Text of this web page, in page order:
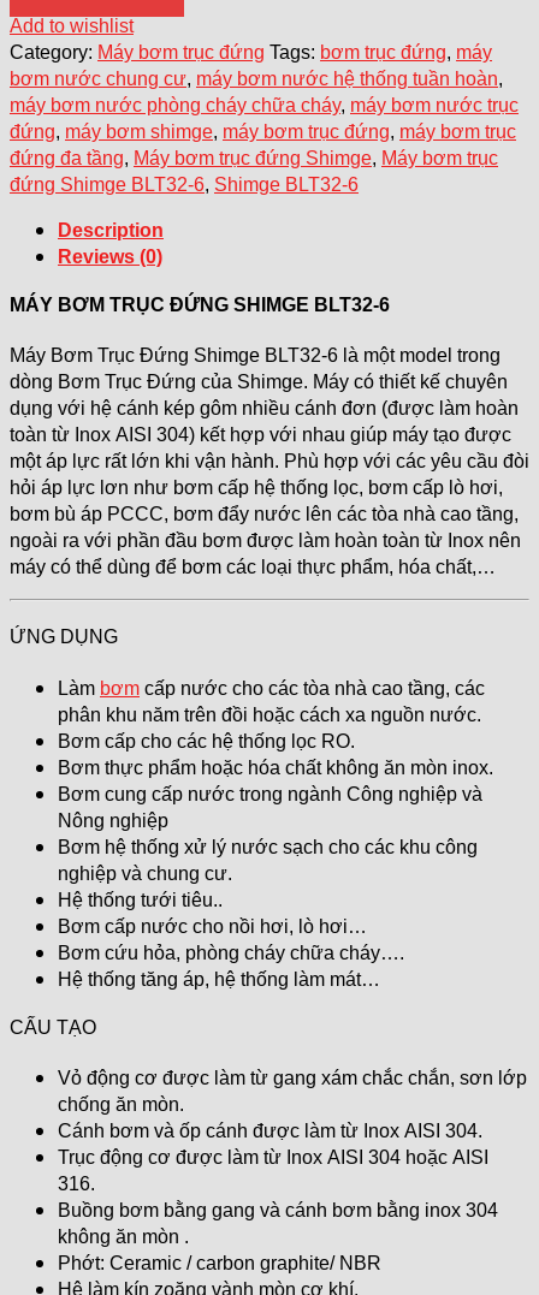
Add to wishlist
Category: Máy bơm trục đứng Tags: bơm trục đứng, máy
bơm nước chung cư, máy bơm nước hệ thống tuần hoàn,
máy bơm nước phòng cháy chữa cháy, máy bơm nước trục
đứng, máy bơm shimge, máy bơm trục đứng, máy bơm trục
đứng đa tầng, Máy bơm trục đứng Shimge, Máy bơm trục
đứng Shimge BLT32-6, Shimge BLT32-6
Description
Reviews (0)
MÁY BƠM TRỤC ĐỨNG SHIMGE BLT32-6
Máy Bơm Trục Đứng Shimge BLT32-6 là một model trong
dòng Bơm Trục Đứng của Shimge. Máy có thiết kế chuyên
dụng với hệ cánh kép gôm nhiều cánh đơn (được làm hoàn
toàn từ Inox AISI 304) kết hợp với nhau giúp máy tạo được
một áp lực rất lớn khi vận hành. Phù hợp với các yêu cầu đòi
hỏi áp lực lơn như bơm cấp hệ thống lọc, bơm cấp lò hơi,
bơm bù áp PCCC, bơm đẩy nước lên các tòa nhà cao tầng,
ngoài ra với phần đầu bơm được làm hoàn toàn từ Inox nên
máy có thể dùng để bơm các loại thực phẩm, hóa chất,…
ỨNG DỤNG
Làm bơmcấp nước cho các tòa nhà cao tầng, các
phân khu năm trên đồi hoặc cách xa nguồn nước.
Bơm cấp cho các hệ thống lọc RO.
Bơm thực phẩm hoặc hóa chất không ăn mòn inox.
Bơm cung cấp nước trong ngành Công nghiệp và
Nông nghiệp
Bơm hệ thống xử lý nước sạch cho các khu công
nghiệp và chung cư.
Hệ thống tưới tiêu..
Bơm cấp nước cho nồi hơi, lò hơi…
Bơm cứu hỏa, phòng cháy chữa cháy….
Hệ thống tăng áp, hệ thống làm mát…
CẤU TẠO
Vỏ động cơ được làm từ gang xám chắc chắn, sơn lớp
chống ăn mòn.
Cánh bơm và ốp cánh được làm từ Inox AISI 304.
Trục động cơ được làm từ Inox AISI 304 hoặc AISI
316.
Buồng bơm bằng gang và cánh bơm bằng inox 304
không ăn mòn .
Phớt: Ceramic / carbon graphite/ NBR
Hệ làm kín zoăng vành mòn cơ khí.